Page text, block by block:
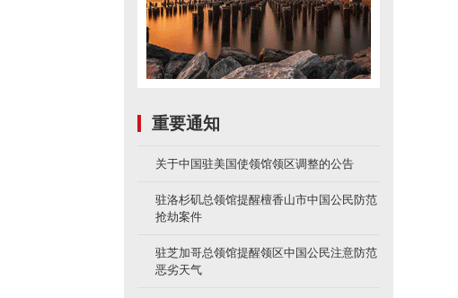
重要通知
关于中国驻美国使领馆领区调整的公告
驻洛杉矶总领馆提醒檀香山市中国公民防范
抢劫案件
驻芝加哥总领馆提醒领区中国公民注意防范
恶劣天气